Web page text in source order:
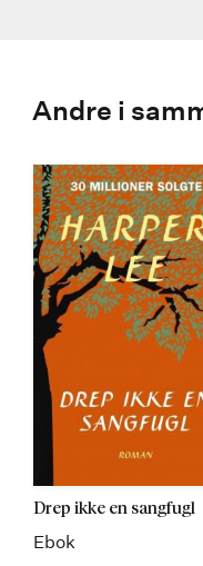
Andre i
Drep ikke en sangfugl
Ebok